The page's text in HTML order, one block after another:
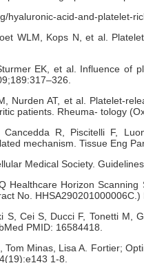
hyaluronic-acid-and-platelet-
WLM, Kops N, et al.
EK, et al. Influence of
Nurden AT, et al. Platelet-
patients. Rheuma- tology
Cancedda R, Piscitelli F,
mechanism. Tissue Eng
Medical Society.
Healthcare Horizon
No.
S, Cei S, Ducci F, Tonetti M,
PMID: 16584418.
Tom Minas, Lisa A. Fortier;
1-8.